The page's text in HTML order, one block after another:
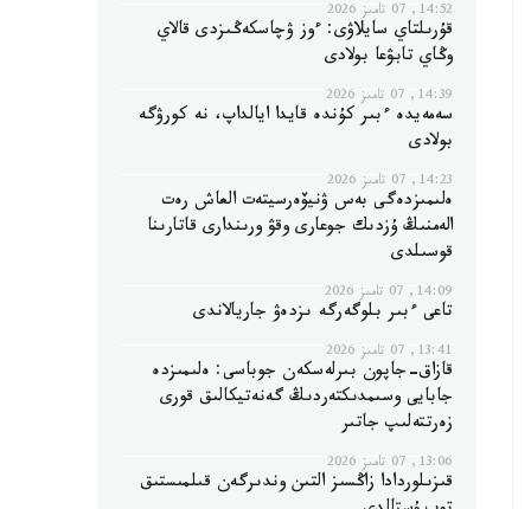
14:52, 07 تامىز 2026
قۇرىلتاي سايلاۋى: ءوز ۋچاسكەڭىزدى قالاي
وڭاي تابۋعا بولادى
14:39, 07 تامىز 2026
سەمەيدە ءبىر كۇندە قايدا ايالداپ، نە كورۋگە
بولادى
14:23, 07 تامىز 2026
ەلىمىزدەگى بەس ۋنيۆەرسيتەت العاش رەت
الەمنىڭ ۇزدىك جوعارى وقۋ ورىندارى قاتارىنا
قوسىلدى
14:09, 07 تامىز 2026
تاعى ءبىر بلوگەرگە ىزدەۋ جاريالاندى
13:41, 07 تامىز 2026
قازاق-جاپون بىرلەسكەن جوباسى: ەلىمىزدە
جابايى وسىمدىكتەردىڭ گەنەتيكالىق قورى
زەرتتەلىپ جاتىر
13:06, 07 تامىز 2026
قىزىلوردادا زاڭسىز التىن وندىرگەن قىلمىستىق